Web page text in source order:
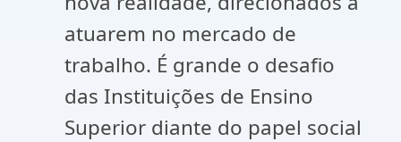
atuarem no mercado de
trabalho. É grande o desafio
das Instituições de Ensino
Superior diante do papel social